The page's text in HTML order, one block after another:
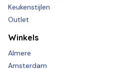
Keukenstijlen
Outlet
Winkels
Almere
Amsterdam